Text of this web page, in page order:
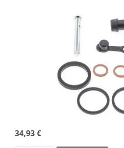
34,93 €